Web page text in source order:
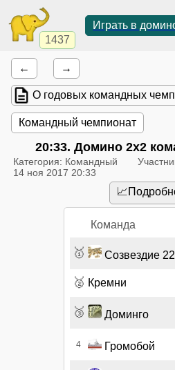
1437
Играть в
← →
О годовых командных
Командный чемпионат
20:33. Домино 2x2
Категория: Командный
14 ноя 2017 20:33
Команда
🥇 Созвездие 22
🥈 Кремни
🥉 Доминго
4 Громобой